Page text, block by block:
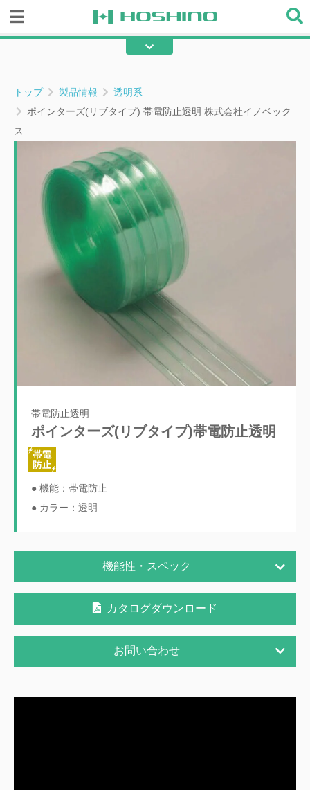
綿帆布 エステル帆布
その他の産業用資材
トップ 製品情報
透明系
ポインターズ(リブタイプ) 帯電防止透明 株式会社イノベック
ス
帯電防止透明
ポインターズ(リブタイプ)帯電防止透明
● 機能：帯電防止
● カラー：透明
機能性・スペック
カタログダウンロード
お問い合わせ